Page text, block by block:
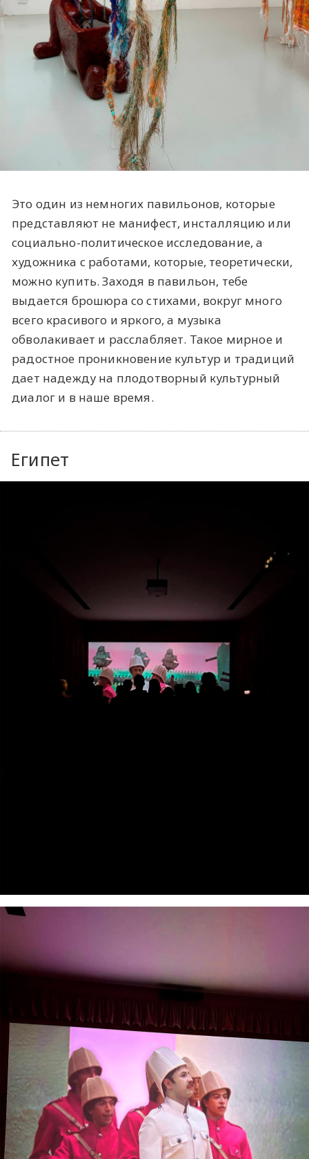
Это один из немногих павильонов, которые
представляют не манифест, инсталляцию или
социально-политическое исследование, а
художника с работами, которые, теоретически,
можно купить. Заходя в павильон, тебе
выдается брошюра со стихами, вокруг много
всего красивого и яркого, а музыка
обволакивает и расслабляет. Такое мирное и
радостное проникновение культур и традиций
дает надежду на плодотворный культурный
диалог и в наше время.
Египет